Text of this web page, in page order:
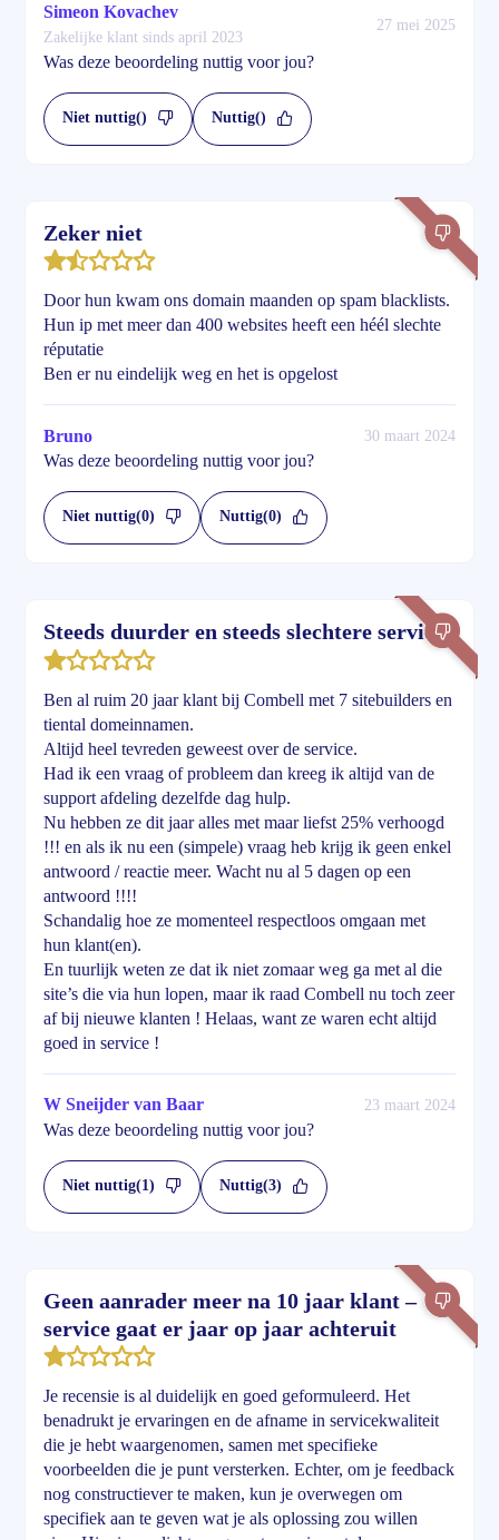
Simeon Kovachev
Zakelijke klant sinds april 2023
27 mei 2025
Was deze beoordeling nuttig voor jou?
Niet nuttig() Nuttig()
Zeker niet
Door hun kwam ons domain maanden op spam blacklists.
Hun ip met meer dan 400 websites heeft een héél slechte
réputatie
Ben er nu eindelijk weg en het is opgelost
Bruno 30 maart 2024
Was deze beoordeling nuttig voor jou?
Niet nuttig(0) Nuttig(0)
Steeds duurder en steeds slechtere service
Ben al ruim 20 jaar klant bij Combell met 7 sitebuilders en
tiental domeinnamen.
Altijd heel tevreden geweest over de service.
Had ik een vraag of probleem dan kreeg ik altijd van de
support afdeling dezelfde dag hulp.
Nu hebben ze dit jaar alles met maar liefst 25% verhoogd
!!! en als ik nu een (simpele) vraag heb krijg ik geen enkel
antwoord / reactie meer. Wacht nu al 5 dagen op een
antwoord !!!!
Schandalig hoe ze momenteel respectloos omgaan met
hun klant(en).
En tuurlijk weten ze dat ik niet zomaar weg ga met al die
site’s die via hun lopen, maar ik raad Combell nu toch zeer
af bij nieuwe klanten ! Helaas, want ze waren echt altijd
goed in service !
W Sneijder van Baar 23 maart 2024
Was deze beoordeling nuttig voor jou?
Niet nuttig(1) Nuttig(3)
Geen aanrader meer na 10 jaar klant –
service gaat er jaar op jaar achteruit
Je recensie is al duidelijk en goed geformuleerd. Het
benadrukt je ervaringen en de afname in servicekwaliteit
die je hebt waargenomen, samen met specifieke
voorbeelden die je punt versterken. Echter, om je feedback
nog constructiever te maken, kun je overwegen om
specifiek aan te geven wat je als oplossing zou willen